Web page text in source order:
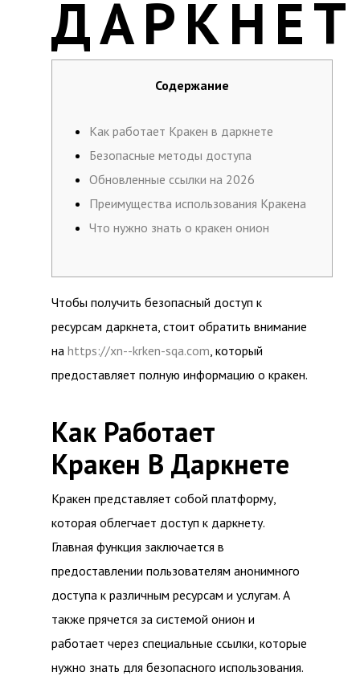
ДАРКНЕТ
Содержание
Как работает Кракен в даркнете
Безопасные методы доступа
Обновленные ссылки на 2026
Преимущества использования Кракена
Что нужно знать о кракен онион
Чтобы получить безопасный доступ к
ресурсам даркнета, стоит обратить внимание
на https://xn--krken-sqa.com, который
предоставляет полную информацию о кракен.
Как Работает
Кракен В Даркнете
Кракен представляет собой платформу,
которая облегчает доступ к даркнету.
Главная функция заключается в
предоставлении пользователям анонимного
доступа к различным ресурсам и услугам. А
также прячется за системой онион и
работает через специальные ссылки, которые
нужно знать для безопасного использования.